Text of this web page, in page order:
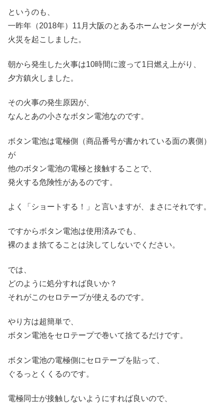
というのも、
一昨年（2018年）11月大阪のとあるホームセンターが大
火災を起こしました。
朝から発生した火事は10時間に渡って1日燃え上がり、
夕方鎮火しました。
その火事の発生原因が、
なんとあの小さなボタン電池なのです。
ボタン電池は電極側（商品番号が書かれている面の裏側）
が
他のボタン電池の電極と接触することで、
発火する危険性があるのです。
よく「ショートする！」と言いますが、まさにそれです。
ですからボタン電池は使用済みでも、
裸のまま捨てることは決してしないでください。
では、
どのように処分すれば良いか？
それがこのセロテープが使えるのです。
やり方は超簡単で、
ボタン電池をセロテープで巻いて捨てるだけです。
ボタン電池の電極側にセロテープを貼って、
ぐるっとくくるのです。
電極同士が接触しないようにすれば良いので、